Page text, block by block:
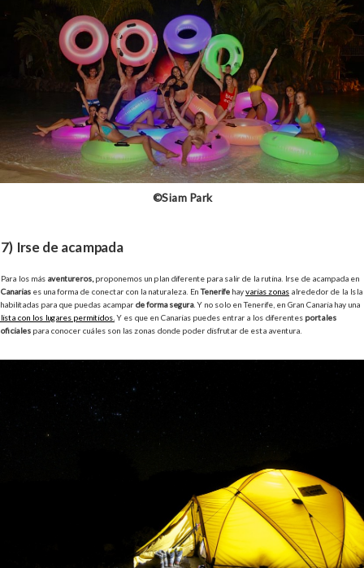
©Siam Park
7) Irse de acampada
Para los más aventureros, proponemos un plan diferente para salir de la rutina. Irse de acampada en
Canarias es una forma de conectar con la naturaleza. EnTenerife hayvarias zonas alrededor de la Isla
habilitadas para que puedas acampar de forma segura. Y no solo en Tenerife, en Gran Canaria hay una
lista con los lugares permitidos. Y es que en Canarias puedes entrar a los diferentes portales
oficiales para conocer cuáles son las zonas donde poder disfrutar de esta aventura.